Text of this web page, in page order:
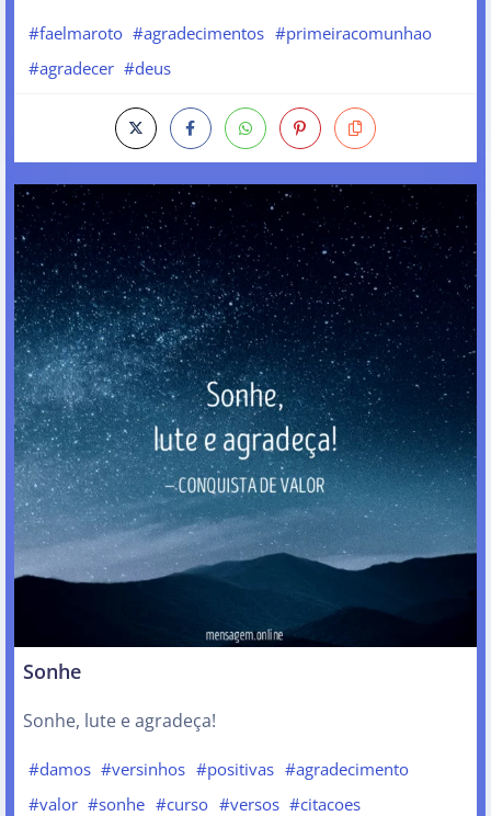
#faelmaroto #agradecimentos #primeiracomunhao
#agradecer #deus
Sonhe
Sonhe, lute e agradeça!
#damos #versinhos #positivas #agradecimento
#valor #sonhe #curso #versos #citacoes